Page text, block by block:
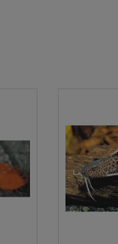
de områden där vi har
odlar vi själva
arter som passar bra i
hälsa kan vi